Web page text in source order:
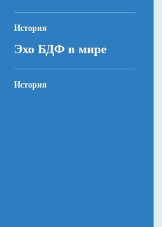
История
Эхо БДФ в мире
История